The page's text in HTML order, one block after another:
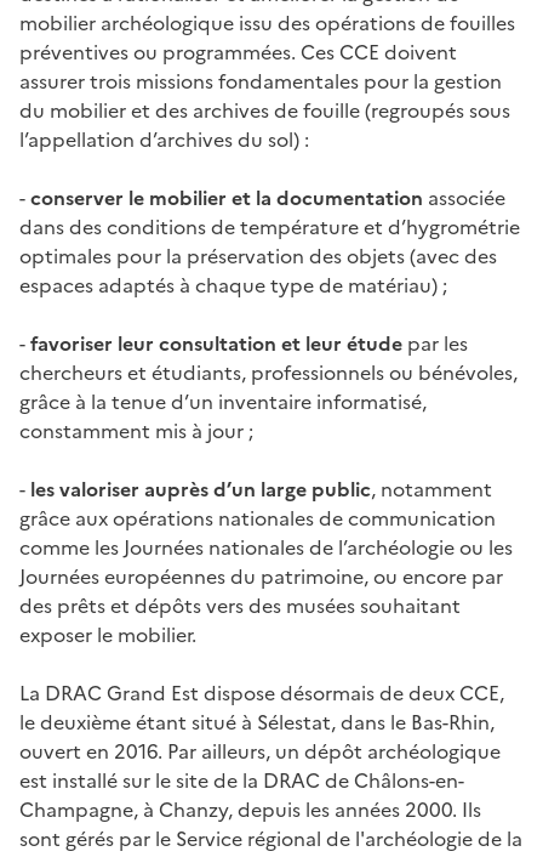
mobilier archéologique issu des opérations de fouilles
préventives ou programmées. Ces CCE doivent
assurer trois missions fondamentales pour la gestion
du mobilier et des archives de fouille (regroupés sous
l’appellation d’archives du sol) :
-conserver le mobilier et la documentation associée
dans des conditions de température et d’hygrométrie
optimales pour la préservation des objets (avec des
espaces adaptés à chaque type de matériau) ;
-favoriser leur consultation et leur étude par les
chercheurs et étudiants, professionnels ou bénévoles,
grâce à la tenue d’un inventaire informatisé,
constamment mis à jour ;
- les valoriser auprès d’un large public, notamment
grâce aux opérations nationales de communication
comme les Journées nationales de l’archéologie ou les
Journées européennes du patrimoine, ou encore par
des prêts et dépôts vers des musées souhaitant
exposer le mobilier.
La DRAC Grand Est dispose désormais de deux CCE,
le deuxième étant situé à Sélestat, dans le Bas-Rhin,
ouvert en 2016. Par ailleurs, un dépôt archéologique
est installé sur le site de la DRAC de Châlons-en-
Champagne, à Chanzy, depuis les années 2000. Ils
sont gérés par le Service régional de l'archéologie de la